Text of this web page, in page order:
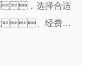
，选择合适
、经费都